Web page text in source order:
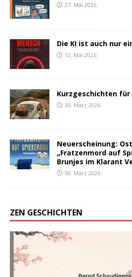
27. Mai 2026
Die KI ist auch nur
12. Mai 2026
Kurzgeschichten für
30. März 2026
Neuerscheinung:
„Fratzenmord auf
Brunjes im Klarant
30. März 2026
ZEN GESCHICHTEN